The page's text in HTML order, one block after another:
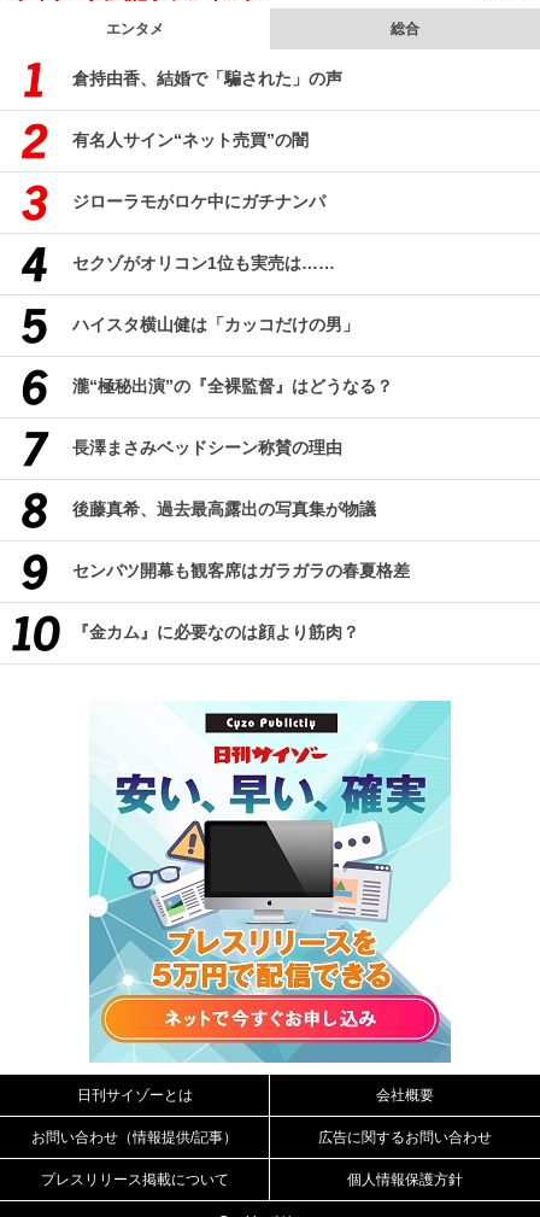
エンタメ 総合
倉持由香、結婚で「騙された」の声
有名人サイン“ネット売買”の闇
ジローラモがロケ中にガチナンパ
セクゾがオリコン1位も実売は……
ハイスタ横山健は「カッコだけの男」
瀧“極秘出演”の『全裸監督』はどうなる？
長澤まさみベッドシーン称賛の理由
後藤真希、過去最高露出の写真集が物議
センバツ開幕も観客席はガラガラの春夏格差
『金カム』に必要なのは顔より筋肉？
日刊サイゾーとは 会社概要
お問い合わせ（情報提供/記事） 広告に関するお問い合わせ
プレスリリース掲載について 個人情報保護方針